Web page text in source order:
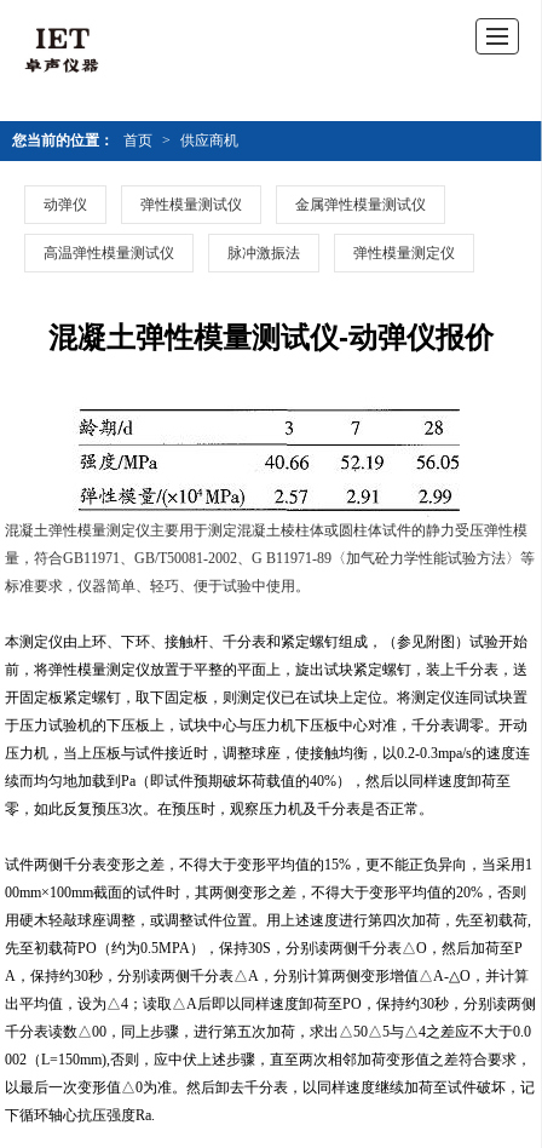
您当前的位置： 首页 > 供应商机
动弹仪 弹性模量测试仪 金属弹性模量测试仪
高温弹性模量测试仪 脉冲激振法 弹性模量测定仪
混凝土弹性模量测试仪-动弹仪报价
混凝土弹性模量测定仪主要用于测定混凝土棱柱体或圆柱体试件的静力受压弹性模
量，符合GB11971、GB/T50081-2002、G B11971-89〈加气砼力学性能试验方法〉等
标准要求，仪器简单、轻巧、便于试验中使用。
本测定仪由上环、下环、接触杆、千分表和紧定螺钉组成，（参见附图）试验开始
前，将弹性模量测定仪放置于平整的平面上，旋出试块紧定螺钉，装上千分表，送
开固定板紧定螺钉，取下固定板，则测定仪已在试块上定位。将测定仪连同试块置
于压力试验机的下压板上，试块中心与压力机下压板中心对准，千分表调零。开动
压力机，当上压板与试件接近时，调整球座，使接触均衡，以0.2-0.3mpa/s的速度连
续而均匀地加载到Pa（即试件预期破坏荷载值的40%），然后以同样速度卸荷至
零，如此反复预压3次。在预压时，观察压力机及千分表是否正常。
试件两侧千分表变形之差，不得大于变形平均值的15%，更不能正负异向，当采用1
00mm×100mm截面的试件时，其两侧变形之差，不得大于变形平均值的20%，否则
用硬木轻敲球座调整，或调整试件位置。用上述速度进行第四次加荷，先至初载荷,
先至初载荷PO（约为0.5MPA），保持30S，分别读两侧千分表△O，然后加荷至P
A，保持约30秒，分别读两侧千分表△A，分别计算两侧变形增值△A-△O，并计算
出平均值，设为△4；读取△A后即以同样速度卸荷至PO，保持约30秒，分别读两侧
千分表读数△00，同上步骤，进行第五次加荷，求出△50△5与△4之差应不大于0.0
002（L=150mm),否则，应中伏上述步骤，直至两次相邻加荷变形值之差符合要求，
以最后一次变形值△0为准。然后卸去千分表，以同样速度继续加荷至试件破坏，记
下循环轴心抗压强度Ra.